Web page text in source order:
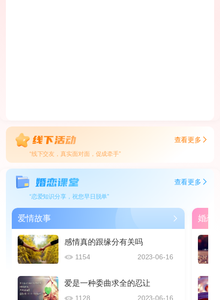
查看更多
“线下交友，真实面对面，促成牵手”
查看更多
“恋爱知识分享，祝您早日脱单”
爱情故事
感情真的跟缘分有关吗
1154 2023-06-16
爱是一种委曲求全的忍让
1128 2023-06-16
婚恋